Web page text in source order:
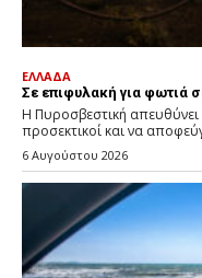
ΕΛΛΑΔΑ
Σε επιφυλακή για φωτιά
Η Πυροσβεστική απευθύνει
προσεκτικοί και να
6 Αυγούστου 2026